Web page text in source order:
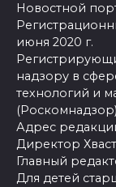
Новостной
июня 2020 г.
надзору в
технологий и
(Роскомнадзор)
Адрес
Директор
Главный
Для детей